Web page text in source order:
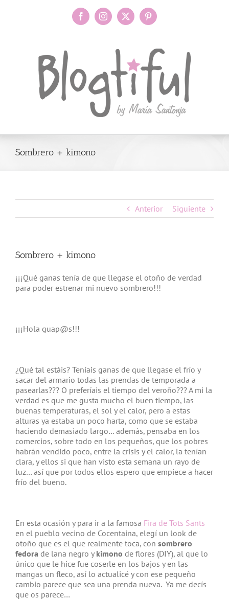
FacebookInstagram
X Pinterest
Sombrero + kimono
Anterior Siguiente
Sombrero + kimono
¡¡¡Qué ganas tenía de que llegase el otoño de verdad
para poder estrenar mi nuevo sombrero!!!
¡¡¡Hola guap@s!!!
¿Qué tal estáis? Teníais ganas de que llegase el frío y
sacar del armario todas las prendas de temporada a
pasearlas??? O preferíais el tiempo del veroño??? A mi la
verdad es que me gusta mucho el buen tiempo, las
buenas temperaturas, el sol y el calor, pero a estas
alturas ya estaba un poco harta, como que se estaba
haciendo demasiado largo… además, pensaba en los
comercios, sobre todo en los pequeños, que los pobres
habrán vendido poco, entre la crisis y el calor, la tenían
clara, y ellos si que han visto esta semana un rayo de
luz… así que por todos ellos espero que empiece a hacer
frío del bueno.
En esta ocasión y para ir a la famosa Fira de Tots Sants
en el pueblo vecino de Cocentaina, elegí un look de
otoño que es el que realmente toca, con sombrero
fedora de lana negro y kimono de flores (DIY), al que lo
único que le hice fue coserle en los bajos y en las
mangas un fleco, así lo actualicé y con ese pequeño
cambio parece que sea una prenda nueva. Ya me decís
que os parece…